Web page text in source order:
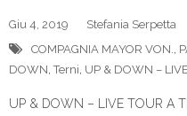
Giu 4, 2019 Stefania Serpetta
COMPAGNIA MAYOR VON.
DOWN ,Terni UP & DOWN –
UP & DOWN – LIVE TOUR A